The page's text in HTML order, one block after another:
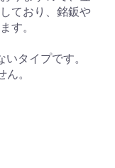
ており、銘鈑や
す。
タイプです。
。